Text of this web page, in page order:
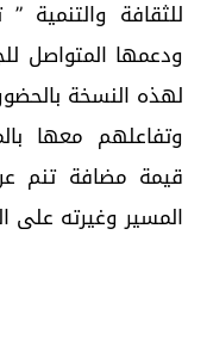
للثقافة والتنمية ”
ودعمها المتواصل
لهذه النسخة
وتفاعلهم معها
قيمة مضافة تنم
المسير وغيرته على